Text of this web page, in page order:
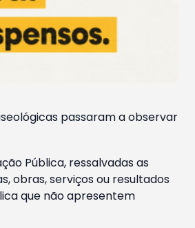
passaram a observar
Pública, ressalvadas as
obras, serviços ou resultados
que não apresentem